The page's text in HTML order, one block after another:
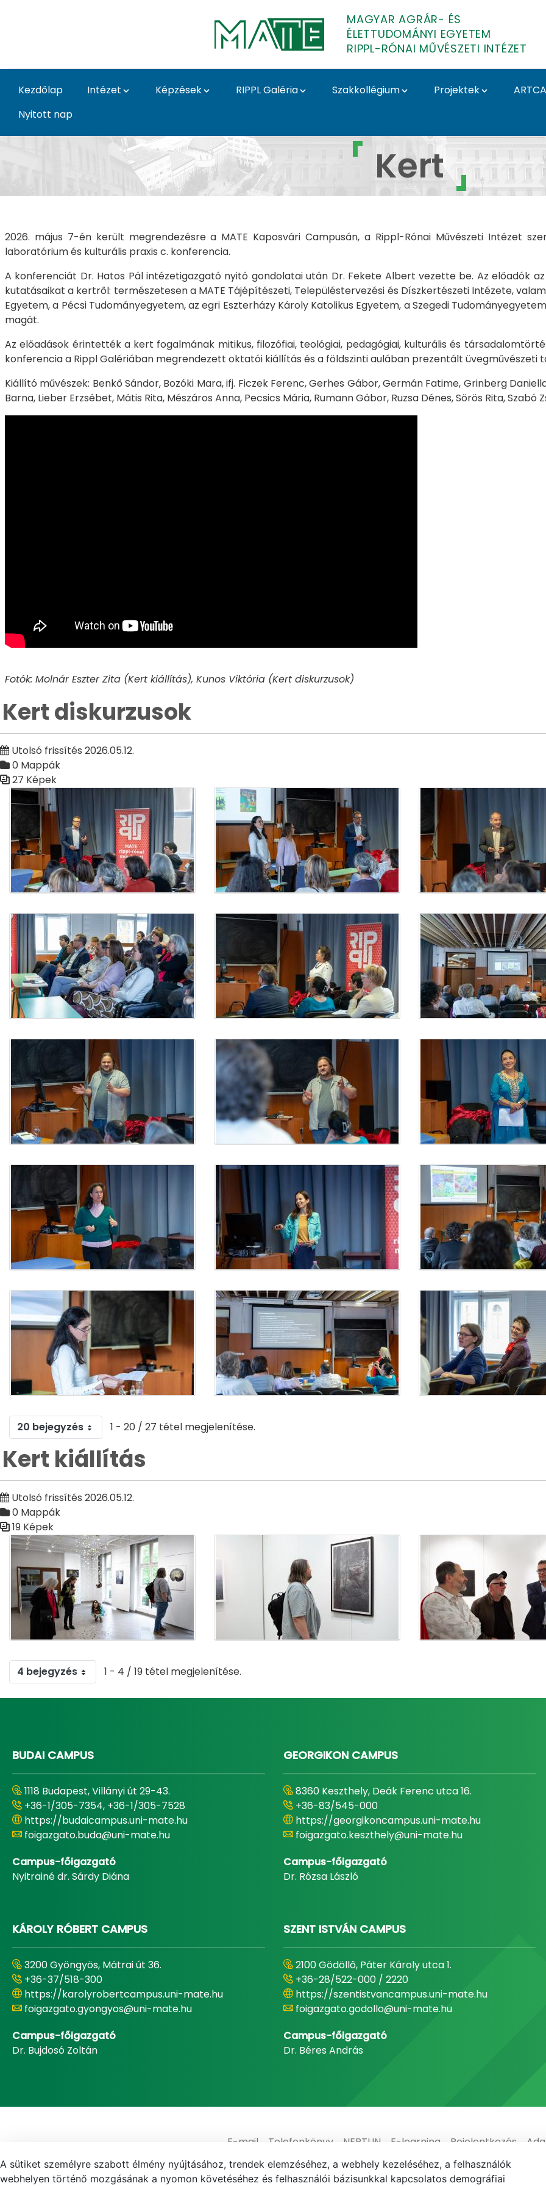
MAGYAR AGRÁR- ÉS
ÉLETTUDOMÁNYI EGYETEM
RIPPL-RÓNAI MŰVÉSZETI INTÉZET
Kezdőlap Intézet Képzések RIPPL Galéria Szakkollégium Projektek
Nyitott nap
Kert diskurzusok Kert kiállítás - Kert -
Kert
2026. május 7-én került megrendezésre a MATE Kaposvári Campusán, a Rippl-Rónai Művészeti Intézet
laboratórium és kulturális praxis c. konferencia.
A konferenciát Dr. Hatos Pál intézetigazgató nyitó gondolatai után Dr. Fekete Albert vezette be. Az előadók
kutatásaikat a kertről: természetesen a MATE Tájépítészeti, Településtervezési és Díszkertészeti Intézete,
Egyetem, a Pécsi Tudományegyetem, az egri Eszterházy Károly Katolikus Egyetem, a Szegedi
magát.
Az előadások érintették a kert fogalmának mitikus, filozófiai, teológiai, pedagógiai, kulturális és
konferencia a Rippl Galériában megrendezett oktatói kiállítás és a földszinti aulában prezentált üvegművészeti
Kiállító művészek: Benkő Sándor, Bozóki Mara, ifj. Ficzek Ferenc, Gerhes Gábor, Germán Fatime, Grinberg
Barna, Lieber Erzsébet, Mátis Rita, Mészáros Anna, Pecsics Mária, Rumann Gábor, Ruzsa Dénes, Sörös Rita, Szabó
Fotók: Molnár Eszter Zita (Kert kiállítás), Kunos Viktória (Kert diskurzusok)
Kert diskurzusok
Utolsó frissítés 2026.05.12.
0 Mappák
27 Képek
Médiatár
20 bejegyzés 1 - 20 / 27 tétel megjelenítése.
Kert kiállítás
Utolsó frissítés 2026.05.12.
0 Mappák
19 Képek
Médiatár
4 bejegyzés 1 - 4 / 19 tétel megjelenítése.
BUDAI CAMPUS
1118 Budapest, Villányi út 29-43.
+36-1/305-7354, +36-1/305-7528
https://budaicampus.uni-mate.hu
foigazgato.buda@uni-mate.hu
Campus-főigazgató
Nyitrainé dr. Sárdy Diána
GEORGIKON CAMPUS
8360 Keszthely, Deák Ferenc utca 16.
+36-83/545-000
https://georgikoncampus.uni-mate.hu
foigazgato.keszthely@uni-mate.hu
Campus-főigazgató
Dr. Rózsa László
KÁROLY RÓBERT CAMPUS
3200 Gyöngyös, Mátrai út 36.
+36-37/518-300
https://karolyrobertcampus.uni-mate.hu
foigazgato.gyongyos@uni-mate.hu
Campus-főigazgató
Dr. Bujdosó Zoltán
SZENT ISTVÁN CAMPUS
2100 Gödöllő, Páter Károly utca 1.
+36-28/522-000 / 2220
https://szentistvancampus.uni-mate.hu
foigazgato.godollo@uni-mate.hu
Campus-főigazgató
Dr. Béres András
E-mail Telefonkönyv NEPTUN E-learning Bejelentkezés
A sütiket személyre szabott élmény nyújtásához, trendek elemzéséhez, a webhely kezeléséhez, a felhasználók
webhelyen történő mozgásának a nyomon követéséhez és felhasználói bázisunkkal kapcsolatos demográfiai